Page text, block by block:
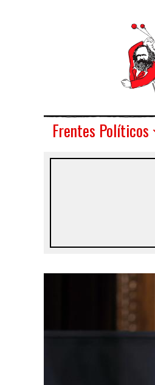
Frentes Políticos